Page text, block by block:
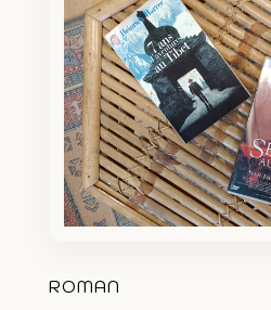
ROMAN